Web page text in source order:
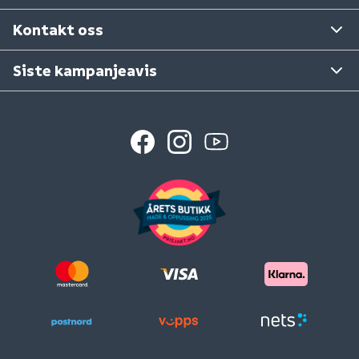
Kontakt oss
Se våre varehus
Siste kampanjeavis